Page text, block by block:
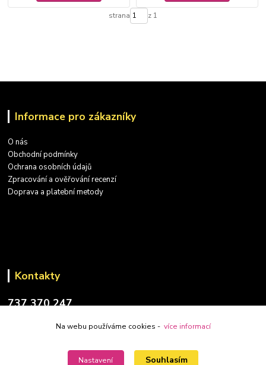
strana z 1
Informace pro zákazníky
O nás
Obchodní podmínky
Ochrana osobních údajů
Zpracování a ověřování recenzí
Doprava a platební metody
Kontakty
737 370 247
Na webu používáme cookies - více informací
Nastavení Souhlasím